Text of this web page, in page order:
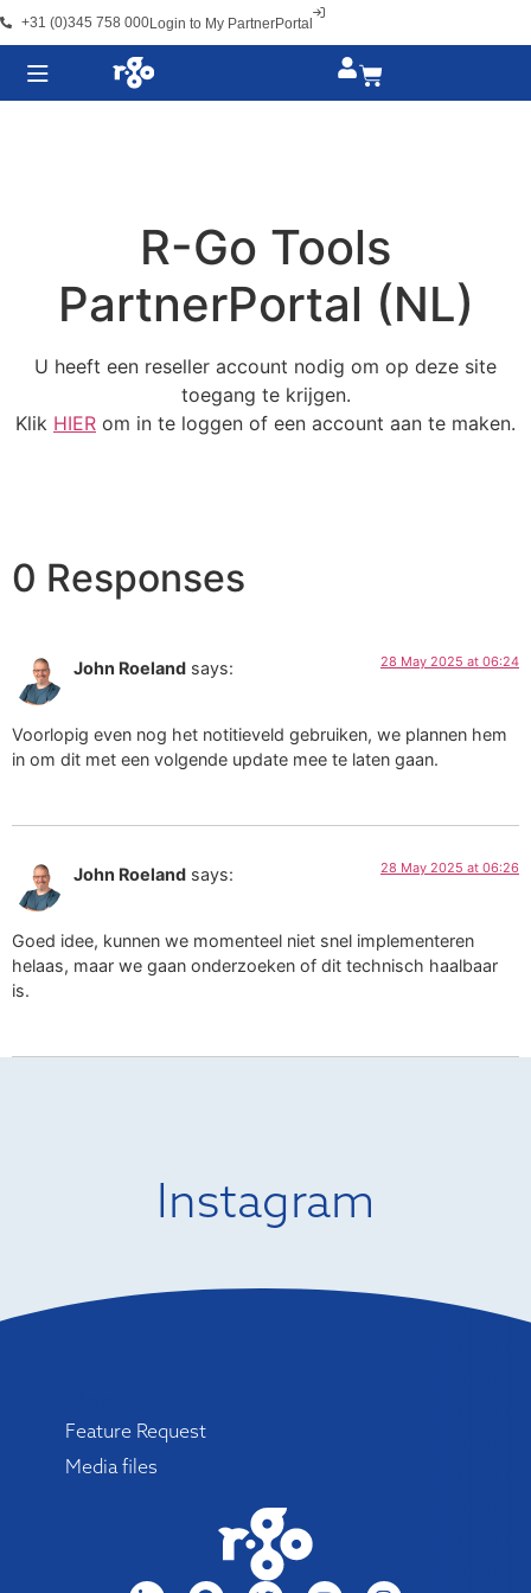
+31 (0)345 758 000Login to My PartnerPortal
R-Go Tools
PartnerPortal (NL)
U heeft een reseller account nodig om op deze site
toegang te krijgen.
Klik HIER om in te loggen of een account aan te maken.
0 Responses
John Roeland says: 28 May 2025 at 06:24
Voorlopig even nog het notitieveld gebruiken, we plannen hem
in om dit met een volgende update mee te laten gaan.
John Roeland says: 28 May 2025 at 06:26
Goed idee, kunnen we momenteel niet snel implementeren
helaas, maar we gaan onderzoeken of dit technisch haalbaar
is.
Instagram
Feature Request
Media files